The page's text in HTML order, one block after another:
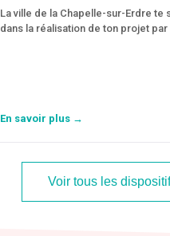
La ville de la Chapelle-sur-Erdre te
dans la réalisation de ton projet
En savoir plus →
Voir tous les